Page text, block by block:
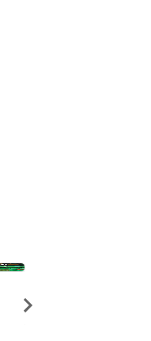
Quadrinhos das